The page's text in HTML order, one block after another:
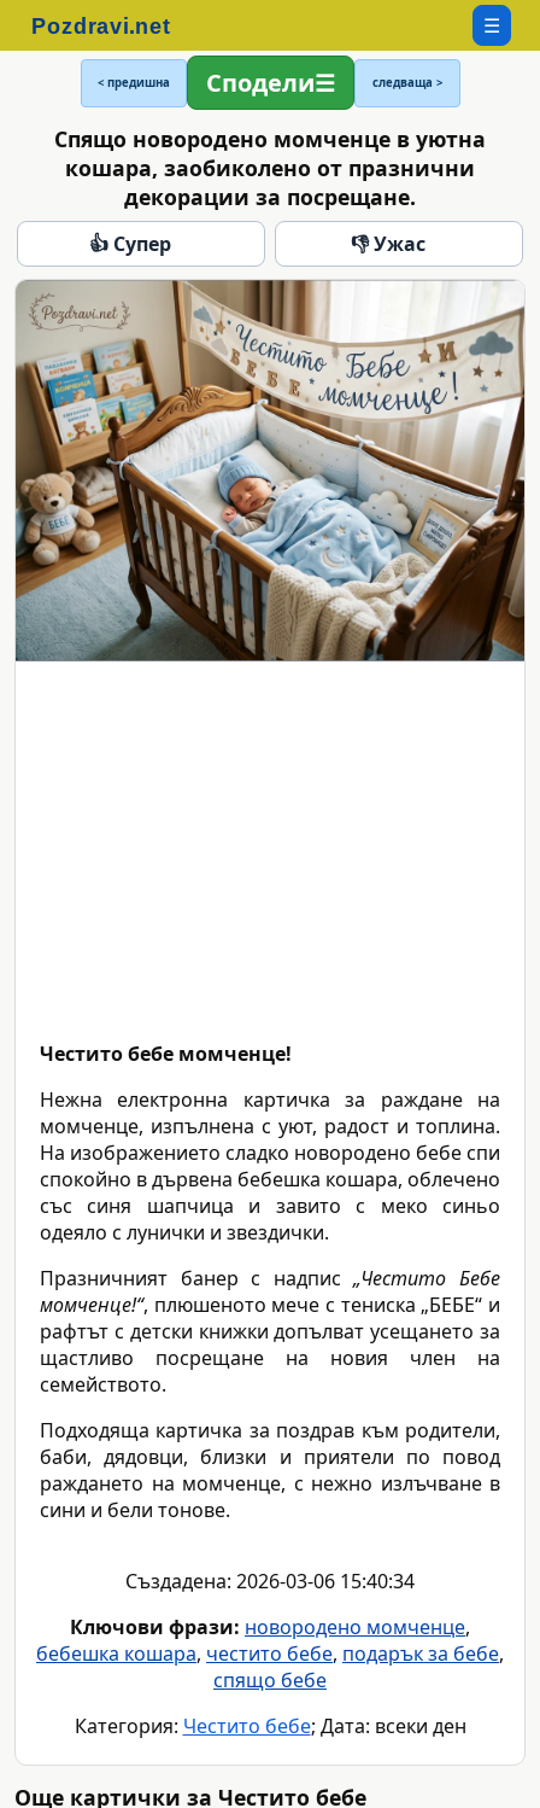
☰
< предишна Сподели следваща >
Спящо новородено момченце в уютна
кошара, заобиколено от празнични
декорации за посрещане.
👍 Супер 👎 Ужас
Честито бебе момченце!
Нежна електронна картичка за раждане на
момченце, изпълнена с уют, радост и топлина.
На изображението сладко новородено бебе спи
спокойно в дървена бебешка кошара, облечено
със синя шапчица и завито с меко синьо
одеяло с лунички и звездички.
Празничният банер с надпис„Честито Бебе
момченце!“, плюшеното мече с тениска „БЕБЕ“ и
рафтът с детски книжки допълват усещането за
щастливо посрещане на новия член на
семейството.
Подходяща картичка за поздрав към родители,
баби, дядовци, близки и приятели по повод
раждането на момченце, с нежно излъчване в
сини и бели тонове.
Създадена: 2026-03-06 15:40:34
Ключови фрази: новородено момченце,
бебешка кошара, честито бебе, подарък за бебе,
спящо бебе
Категория: Честито бебе; Дата: всеки ден
Още картички за Честито бебе